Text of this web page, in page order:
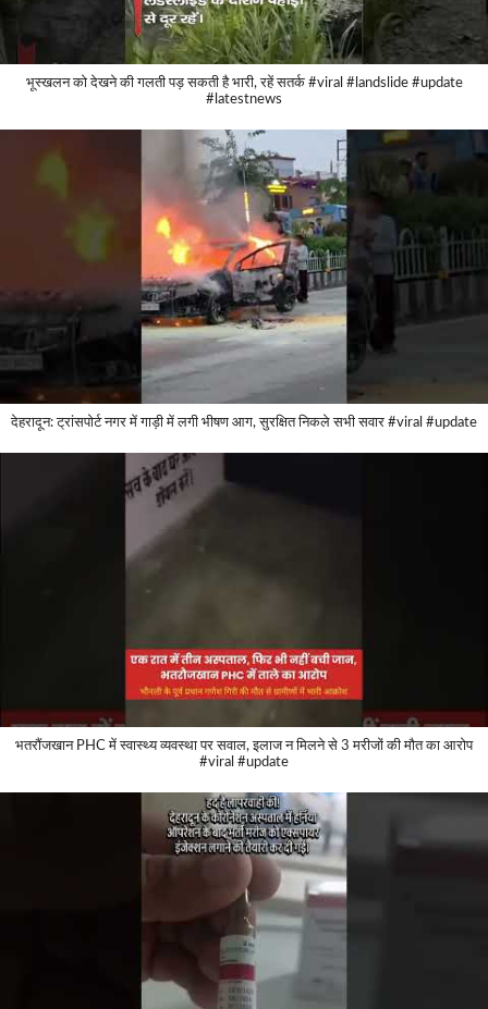
भूस्खलन को देखने की गलती पड़ सकती है भारी, रहें सतर्क #viral #landslide #update
#latestnews
देहरादून: ट्रांसपोर्ट नगर में गाड़ी में लगी भीषण आग, सुरक्षित निकले सभी सवार #viral #update
भतरौंजखान PHC में स्वास्थ्य व्यवस्था पर सवाल, इलाज न मिलने से 3 मरीजों की मौत का आरोप
#viral #update